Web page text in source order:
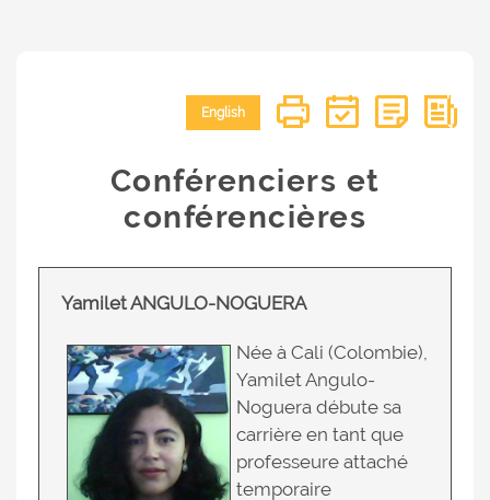
English
Conférenciers et
conférencières
Yamilet ANGULO-NOGUERA
Née à Cali (Colombie),
Yamilet Angulo-
Noguera débute sa
carrière en tant que
professeure attaché
temporaire